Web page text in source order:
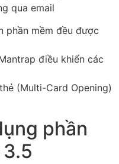
qua email
phần mềm đều được
điều khiển các
(Multi-Card Opening)
phần